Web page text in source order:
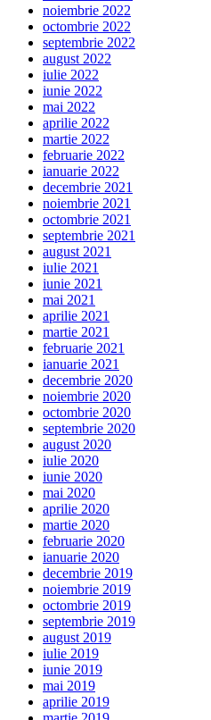
noiembrie 2022
octombrie 2022
septembrie 2022
august 2022
iulie 2022
iunie 2022
mai 2022
aprilie 2022
martie 2022
februarie 2022
ianuarie 2022
decembrie 2021
noiembrie 2021
octombrie 2021
septembrie 2021
august 2021
iulie 2021
iunie 2021
mai 2021
aprilie 2021
martie 2021
februarie 2021
ianuarie 2021
decembrie 2020
noiembrie 2020
octombrie 2020
septembrie 2020
august 2020
iulie 2020
iunie 2020
mai 2020
aprilie 2020
martie 2020
februarie 2020
ianuarie 2020
decembrie 2019
noiembrie 2019
octombrie 2019
septembrie 2019
august 2019
iulie 2019
iunie 2019
mai 2019
aprilie 2019